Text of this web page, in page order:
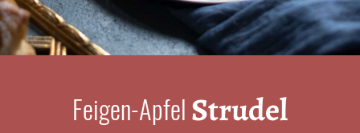
Feigen-ApfelStrudel